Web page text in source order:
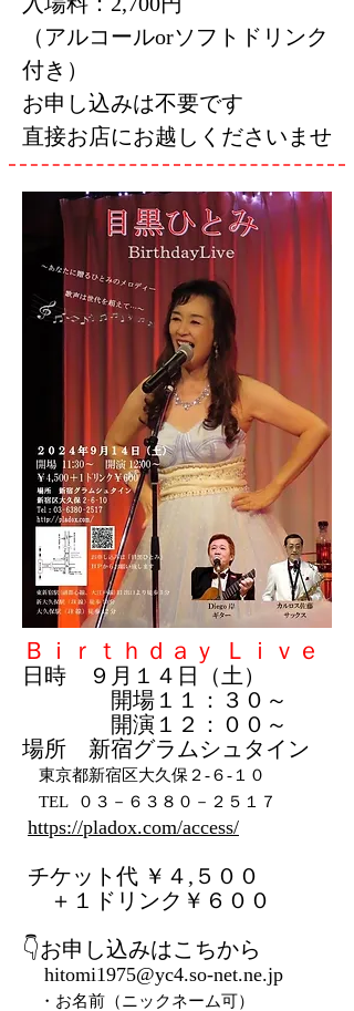
（アルコールorソフトドリンク
付き）
お申し込みは不要です
直接お店にお越しくださいませ
Ｂｉｒｔｈｄａｙ Ｌｉｖｅ
日時 ９月１４日（土）
開場１１：３０～
開演１２：００～
場所 新宿グラムシュタイン
東京都新宿区大久保２-６-１０
TEL ０３－６３８０－２５１７
https://pladox.com/access/
チケット代 ￥４,５００
＋１ドリンク￥６００
👇お申し込みはこちから
hitomi1975@yc4.so-net.ne.jp
・お名前（ニックネーム可）